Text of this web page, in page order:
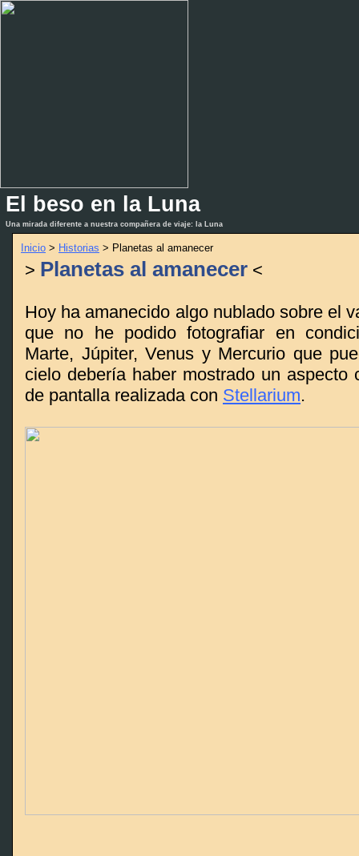
El beso en la Luna
Una mirada diferente a nuestra compañera de viaje: la Luna
Inicio > Historias > Planetas al amanecer
> Planetas al amanecer <
Hoy ha amanecido algo nublado sobre el
que no he podido fotografiar en
Marte, Júpiter, Venus y Mercurio que
cielo debería haber mostrado un aspecto
de pantalla realizada con Stellarium.